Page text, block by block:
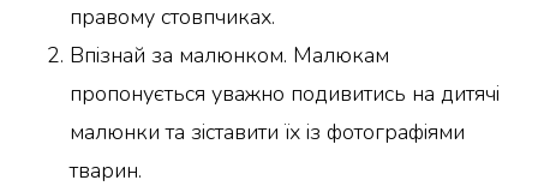
правому стовпчиках.
Впізнай за малюнком. Малюкам
пропонується уважно подивитись на дитячі
малюнки та зіставити їх із фотографіями
тварин.